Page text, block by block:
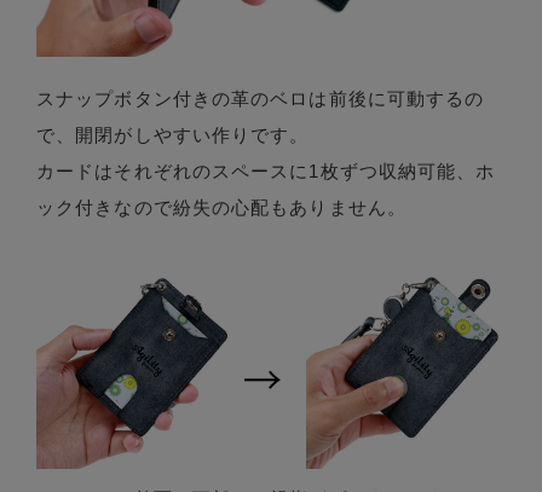
スナップボタン付きの革のベロは前後に可動するの
で、開閉がしやすい作りです。
カードはそれぞれのスペースに1枚ずつ収納可能、ホ
ック付きなので紛失の心配もありません。